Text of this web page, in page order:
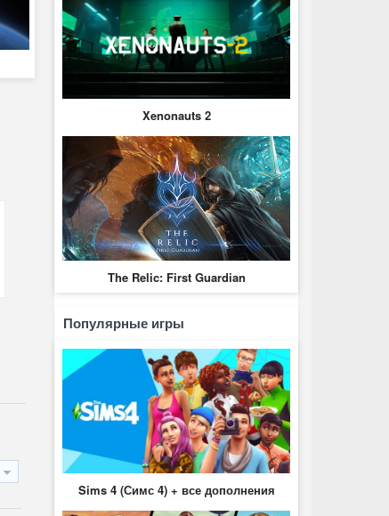
Xenonauts 2
The Relic: First Guardian
Популярные игры
Sims 4 (Симс 4) + все дополнения